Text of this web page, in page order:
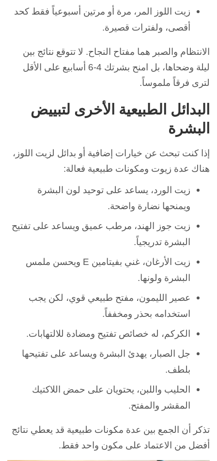
زيت اللوز المر، مرة أو مرتين أسبوعياً فقط كحد
أقصى، ولفترات قصيرة.
الانتظام والصبر هما مفتاح النجاح. لا تتوقع نتائج بين
ليلة وضحاها، بل امنح بشرتك 4-6 أسابيع على الأقل
لترى فرقاً ملموساً.
البدائل الطبيعية الأخرى لتبييض
البشرة
إذا كنت تبحث عن خيارات إضافية أو بدائل لزيت اللوز،
هناك عدة زيوت ومكونات طبيعية فعالة:
زيت الورد، يساعد على توحيد لون البشرة
ويمنحها نضارة واضحة.
زيت جوز الهند، مرطب عميق ويساعد على تفتيح
البشرة تدريجياً.
زيت الأرغان، غني بفيتامين E ويحسن ملمس
البشرة ولونها.
عصير الليمون، مفتح طبيعي قوي، لكن يجب
استخدامه بحذر ومخففاً.
الكركم، له خصائص تفتيح ومضادة للالتهابات.
جل الصبار، يهدئ البشرة ويساعد على تفتيحها
بلطف.
الحليب واللبن، يحتويان على حمض اللاكتيك
المقشر والمفتح.
تذكر أن الجمع بين عدة مكونات طبيعية قد يعطي نتائج
أفضل من الاعتماد على مكون واحد فقط.